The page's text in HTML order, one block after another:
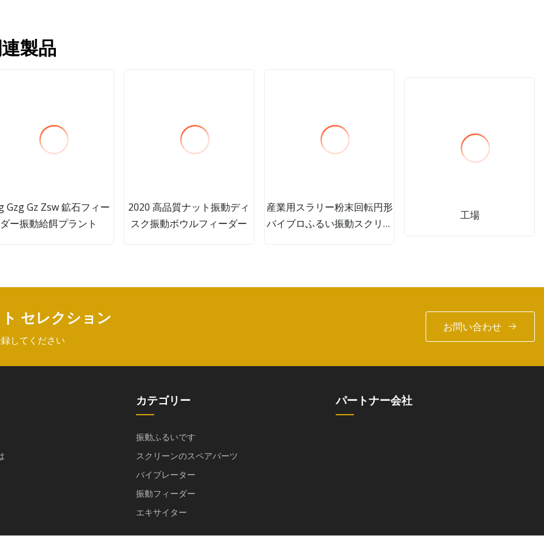
製品
Gzg Gz Zsw 鉱石フィー
ダー振動給餌プラント
2020 高品質ナット振動ディ
スク振動ボウルフィーダー
産業用スラリー粉末回転円形
バイブロふるい振動スクリー
工場
セレクション
してください
お問い合わせ
カテゴリー
振動ふるいです
スクリーンのスペアパーツ
バイブレーター
振動フィーダー
エキサイター
パートナー会社